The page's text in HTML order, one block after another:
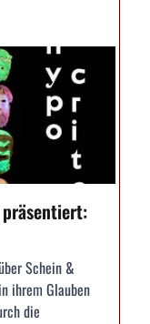
präsentiert:
Schein &
ihrem Glauben
die